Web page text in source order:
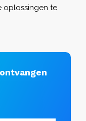
oplossingen te